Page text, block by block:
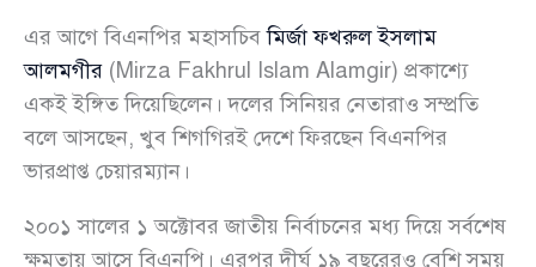
এর আগে বিএনপির মহাসচিবমির্জা ফখরুল ইসলাম
আলমগীর (Mirza Fakhrul Islam Alamgir) প্রকাশ্যে
একই ইঙ্গিত দিয়েছিলেন। দলের সিনিয়র নেতারাও সম্প্রতি
বলে আসছেন, খুব শিগগিরই দেশে ফিরছেন বিএনপির
ভারপ্রাপ্ত চেয়ারম্যান।
২০০১ সালের ১ অক্টোবর জাতীয় নির্বাচনের মধ্য দিয়ে সর্বশেষ
ক্ষমতায় আসে বিএনপি। এরপর দীর্ঘ ১৯ বছরেরও বেশি সময়